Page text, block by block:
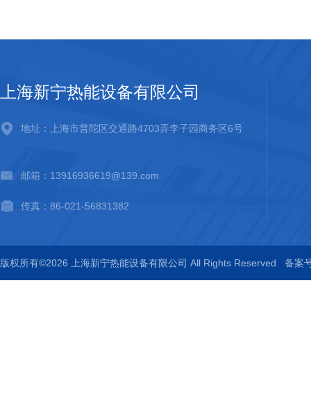
上海新宁热能设备有限公司
地址：上海市普陀区交通路4703弄李子园商务区6号
邮箱：13916936619@139.com
传真：86-021-56831382
版权所有©2026 上海新宁热能设备有限公司 All Rights Reserved 备案